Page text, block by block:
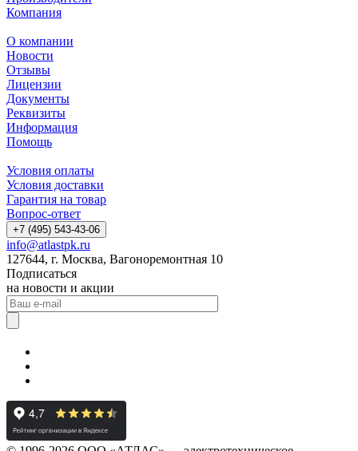
Компания
О компании
Новости
Отзывы
Лицензии
Документы
Реквизиты
Информация
Помощь
Условия оплаты
Условия доставки
Гарантия на товар
Вопрос-ответ
+7 (495) 543-43-06
info@atlastpk.ru
127644, г. Москва, Вагоноремонтная 10
Подписаться
на новости и акции